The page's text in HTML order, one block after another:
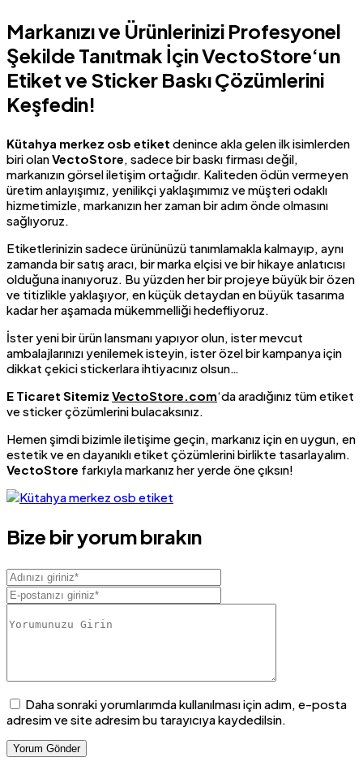
Markanızı ve Ürünlerinizi Profesyonel
Şekilde Tanıtmak İçinVectoStore‘un
Etiket ve Sticker Baskı Çözümlerini
Keşfedin!
Kütahya merkez osb etiket denince akla gelen ilk isimlerden
biri olanVectoStore, sadece bir baskı firması değil,
markanızın görsel iletişim ortağıdır. Kaliteden ödün vermeyen
üretim anlayışımız, yenilikçi yaklaşımımız ve müşteri odaklı
hizmetimizle, markanızın her zaman bir adım önde olmasını
sağlıyoruz.
Etiketlerinizin sadece ürününüzü tanımlamakla kalmayıp, aynı
zamanda bir satış aracı, bir marka elçisi ve bir hikaye anlatıcısı
olduğuna inanıyoruz. Bu yüzden her bir projeye büyük bir özen
ve titizlikle yaklaşıyor, en küçük detaydan en büyük tasarıma
kadar her aşamada mükemmelliği hedefliyoruz.
İster yeni bir ürün lansmanı yapıyor olun, ister mevcut
ambalajlarınızı yenilemek isteyin, ister özel bir kampanya için
dikkat çekici stickerlara ihtiyacınız olsun…
E Ticaret Sitemiz VectoStore.com‘da aradığınız tüm etiket
ve sticker çözümlerini bulacaksınız.
Hemen şimdi bizimle iletişime geçin, markanız için en uygun, en
estetik ve en dayanıklı etiket çözümlerini birlikte tasarlayalım.
VectoStore farkıyla markanız her yerde öne çıksın!
Bize bir yorum bırakın
Daha sonraki yorumlarımda kullanılması için adım, e-posta
adresim ve site adresim bu tarayıcıya kaydedilsin.